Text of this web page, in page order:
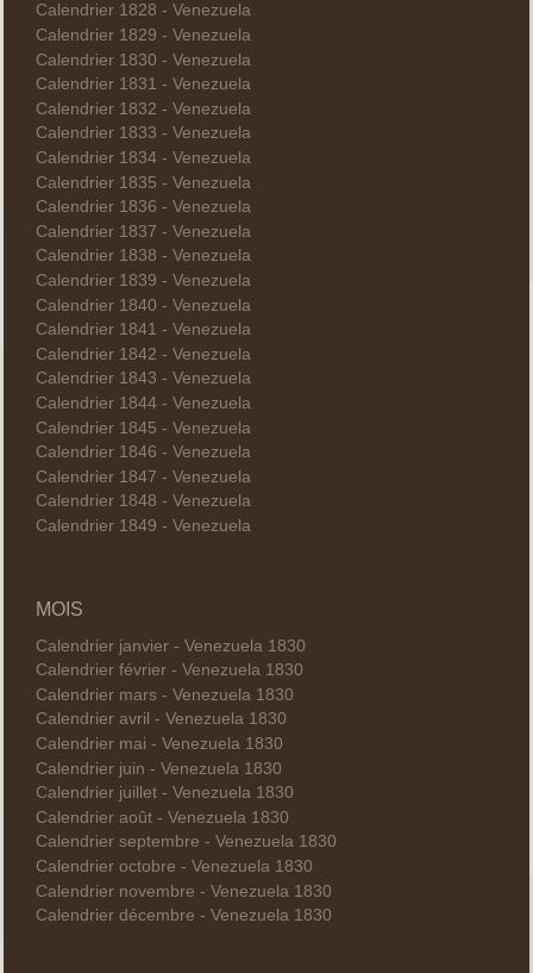
Calendrier 1828 - Venezuela
Calendrier 1829 - Venezuela
Calendrier 1830 - Venezuela
Calendrier 1831 - Venezuela
Calendrier 1832 - Venezuela
Calendrier 1833 - Venezuela
Calendrier 1834 - Venezuela
Calendrier 1835 - Venezuela
Calendrier 1836 - Venezuela
Calendrier 1837 - Venezuela
Calendrier 1838 - Venezuela
Calendrier 1839 - Venezuela
Calendrier 1840 - Venezuela
Calendrier 1841 - Venezuela
Calendrier 1842 - Venezuela
Calendrier 1843 - Venezuela
Calendrier 1844 - Venezuela
Calendrier 1845 - Venezuela
Calendrier 1846 - Venezuela
Calendrier 1847 - Venezuela
Calendrier 1848 - Venezuela
Calendrier 1849 - Venezuela
MOIS
Calendrier janvier - Venezuela 1830
Calendrier février - Venezuela 1830
Calendrier mars - Venezuela 1830
Calendrier avril - Venezuela 1830
Calendrier mai - Venezuela 1830
Calendrier juin - Venezuela 1830
Calendrier juillet - Venezuela 1830
Calendrier août - Venezuela 1830
Calendrier septembre - Venezuela 1830
Calendrier octobre - Venezuela 1830
Calendrier novembre - Venezuela 1830
Calendrier décembre - Venezuela 1830